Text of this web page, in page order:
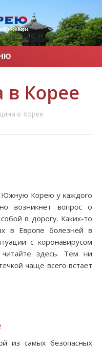
Корее
в Корее
Южную Корею у каждого
возникнет вопрос о
в дорогу. Каких-то
в Европе болезней в
с коронавирусом
читайте здесь. Тем ни
чаще всего встает
из самых безопасных